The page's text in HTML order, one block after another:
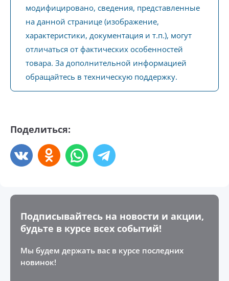
модифицировано, сведения, представленные
на данной странице (изображение,
характеристики, документация и т.п.), могут
отличаться от фактических особенностей
товара. За дополнительной информацией
обращайтесь в техническую поддержку.
Поделиться:
Подписывайтесь на новости и акции,
будьте в курсе всех событий!
Мы будем держать вас в курсе последних
новинок!